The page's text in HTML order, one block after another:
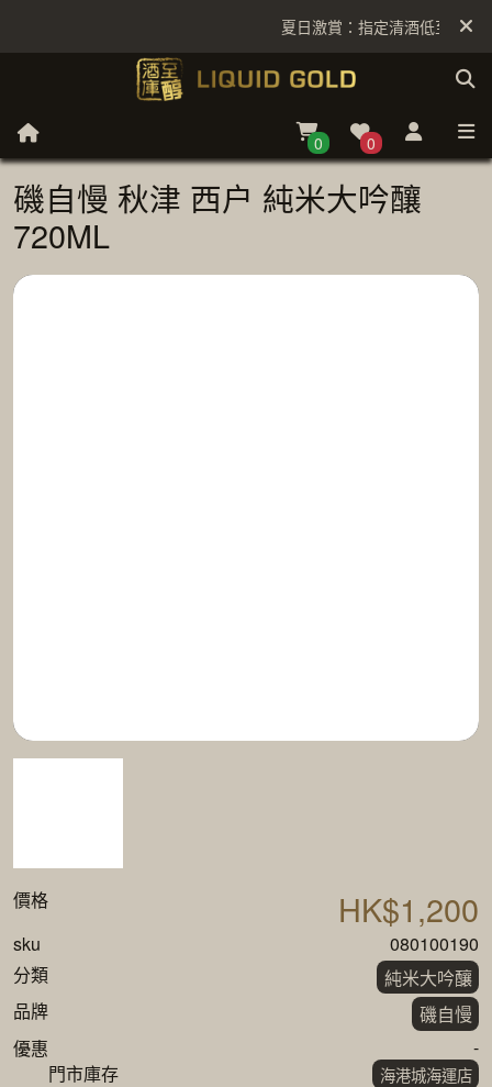
夏日激賞：指定清酒低至6折
0 0
磯自慢 秋津 西户 純米大吟釀
720ML
價格 HK$1,200
sku
080100190
分類
純米大吟釀
品牌
磯自慢
優惠
-
門市庫存
海港城海運店